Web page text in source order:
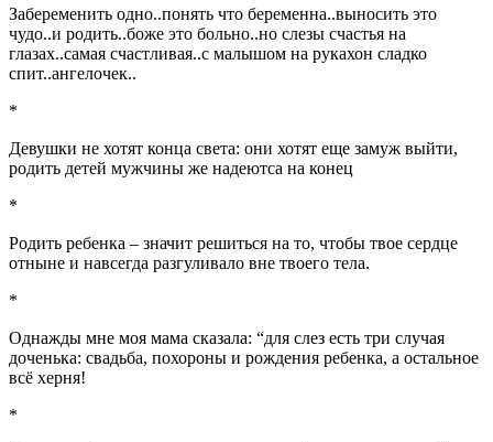
Забеременить одно..понять что беременна..выносить это
чудо..и родить..боже это больно..но слезы счастья на
глазах..самая счастливая..с малышом на рукахон сладко
спит..ангелочек..
*
Девушки не хотят конца света: они хотят еще замуж выйти,
родить детей мужчины же надеютса на конец
*
Родить ребенка – значит решиться на то, чтобы твое сердце
отныне и навсегда разгуливало вне твоего тела.
*
Однажды мне моя мама сказала: “для слез есть три случая
доченька: свадьба, похороны и рождения ребенка, а остальное
всё херня!
*